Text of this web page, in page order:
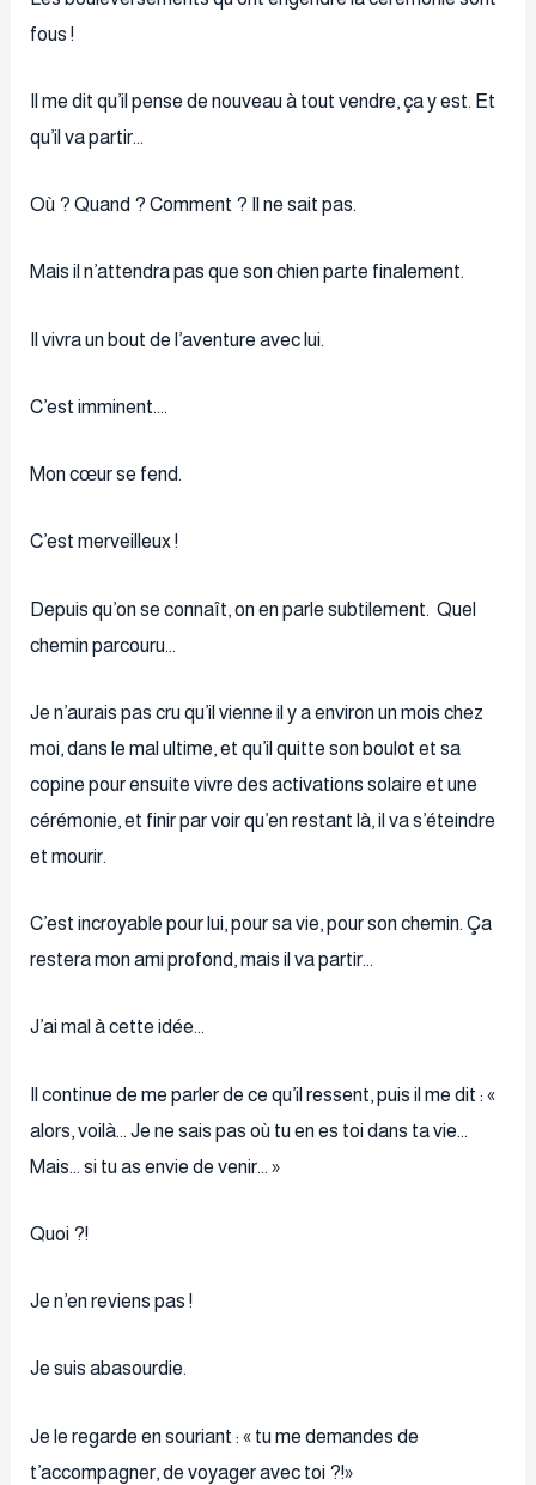
fous !
Il me dit qu’il pense de nouveau à tout vendre, ça y est. Et
qu’il va partir…
Où ? Quand ? Comment ? Il ne sait pas.
Mais il n’attendra pas que son chien parte finalement.
Il vivra un bout de l’aventure avec lui.
C’est imminent….
Mon cœur se fend.
C’est merveilleux !
Depuis qu’on se connaît, on en parle subtilement. Quel
chemin parcouru…
Je n’aurais pas cru qu’il vienne il y a environ un mois chez
moi, dans le mal ultime, et qu’il quitte son boulot et sa
copine pour ensuite vivre des activations solaire et une
cérémonie, et finir par voir qu’en restant là, il va s’éteindre
et mourir.
C’est incroyable pour lui, pour sa vie, pour son chemin. Ça
restera mon ami profond, mais il va partir…
J’ai mal à cette idée…
Il continue de me parler de ce qu’il ressent, puis il me dit : «
alors, voilà… Je ne sais pas où tu en es toi dans ta vie…
Mais… si tu as envie de venir… »
Quoi ?!
Je n’en reviens pas !
Je suis abasourdie.
Je le regarde en souriant : « tu me demandes de
t’accompagner, de voyager avec toi ?!»